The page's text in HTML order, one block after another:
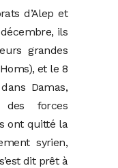
d’Alep et
ils
grandes
et le 8
Damas,
forces
ont quitté la
syrien,
dit prêt à